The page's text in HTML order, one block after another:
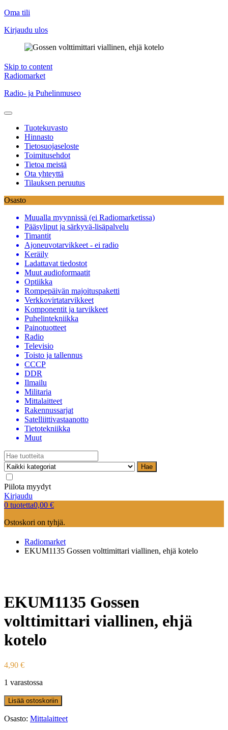
Oma tili
Kirjaudu ulos
Skip to content
Radiomarket
Radio- ja Puhelinmuseo
Tuotekuvasto
Hinnasto
Tietosuojaseloste
Toimitusehdot
Tietoa meistä
Ota yhteyttä
Tilauksen peruutus
Osasto
Muualla myynnissä (ei Radiomarketissa)
Pääsyliput ja särkyvä-lisäpalvelu
Timantit
Ajoneuvotarvikkeet - ei radio
Keräily
Ladattavat tiedostot
Muut audioformaatit
Optiikka
Rompepäivän majoituspaketti
Verkkovirtatarvikkeet
Komponentit ja tarvikkeet
Puhelintekniikka
Painotuotteet
Radio
Televisio
Toisto ja tallennus
CCCP
DDR
Ilmailu
Militaria
Mittalaitteet
Rakennussarjat
Satelliittivastaanotto
Tietotekniikka
Muut
Hae
Piilota myydyt
Kirjaudu
0 tuotetta0,00 €
Ostoskori on tyhjä.
Radiomarket
EKUM1135 Gossen volttimittari viallinen, ehjä kotelo
EKUM1135 Gossen
volttimittari viallinen, ehjä
kotelo
4,90 €
1 varastossa
Lisää ostoskoriin
Osasto: Mittalaitteet